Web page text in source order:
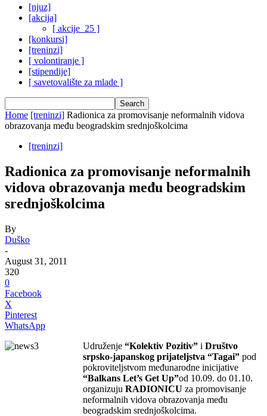
[njuz]
[akcija]
[ akcije_25 ]
[konkursi]
[treninzi]
[ volontiranje ]
[stipendije]
[ savetovalište za mlade ]
Home [treninzi] Radionica za promovisanje neformalnih vidova
obrazovanja među beogradskim srednjoškolcima
[treninzi]
Radionica za promovisanje neformalnih
vidova obrazovanja među beogradskim
srednjoškolcima
By
Duško
-
August 31, 2011
320
0
Facebook
X
Pinterest
WhatsApp
Udruženje “Kolektiv Pozitiv” i Društvo
srpsko-japanskog prijateljstva “Tagai” pod
pokroviteljstvom međunarodne inicijative
“Balkans Let’s Get Up”od 10.09. do 01.10.
organizuju RADIONICU za promovisanje
neformalnih vidova obrazovanja među
beogradskim srednjoškolcima.